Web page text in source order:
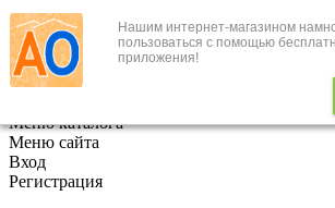
Нашим интернет-магазином
пользоваться с помощью
приложения!
+7 (495) 646-888-1
В корзине
Меню каталога
Меню сайта
Вход
Регистрация